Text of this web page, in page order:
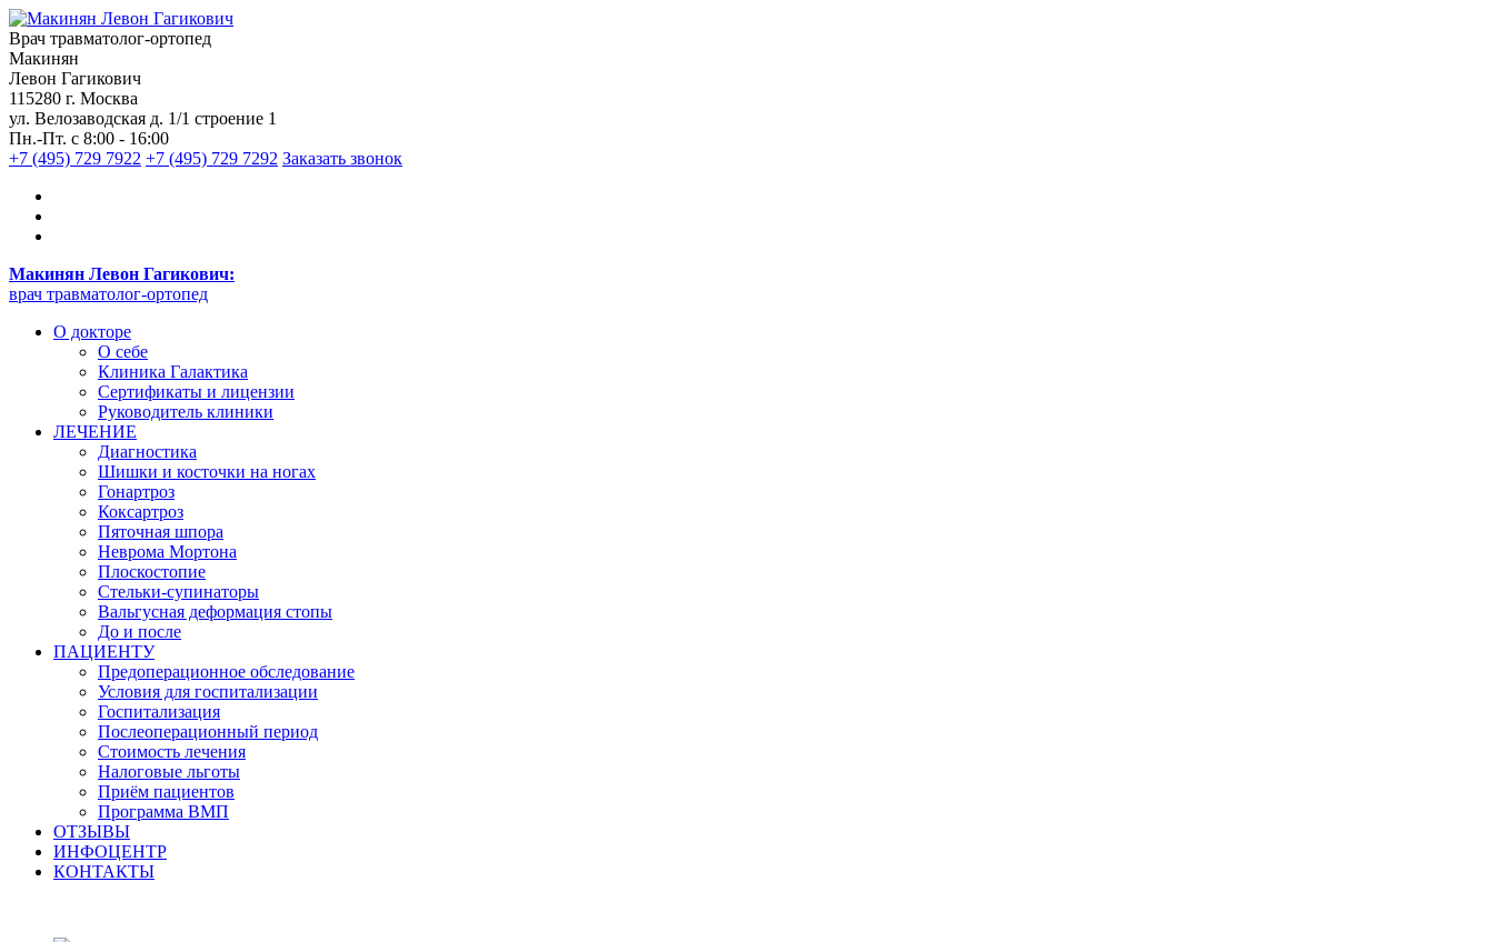
Врач травматолог-ортопед
Макинян
Левон Гагикович
115280 г. Москва
ул. Велозаводская д. 1/1 строение 1
Пн.-Пт. с 8:00 - 16:00
+7 (495) 729 7922 +7 (495) 729 7292 Заказать звонок
Макинян Левон Гагикович:
врач травматолог-ортопед
О докторе
О себе
Клиника Галактика
Сертификаты и лицензии
Руководитель клиники
ЛЕЧЕНИЕ
Диагностика
Шишки и косточки на ногах
Гонартроз
Коксартроз
Пяточная шпора
Неврома Мортона
Плоскостопие
Стельки-супинаторы
Вальгусная деформация стопы
До и после
ПАЦИЕНТУ
Предоперационное обследование
Условия для госпитализации
Госпитализация
Послеоперационный период
Стоимость лечения
Налоговые льготы
Приём пациентов
Программа ВМП
ОТЗЫВЫ
ИНФОЦЕНТР
КОНТАКТЫ